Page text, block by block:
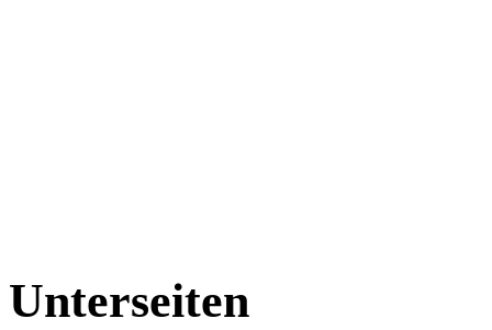
Unterseiten